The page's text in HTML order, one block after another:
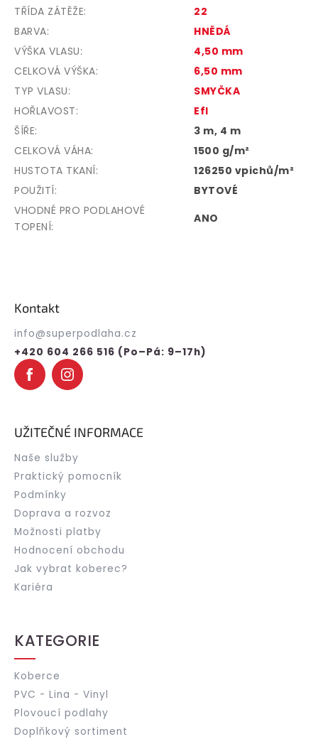
TŘÍDA ZÁTĚŽE:
22
BARVA:
HNĚDÁ
VÝŠKA VLASU:
4,50 mm
CELKOVÁ VÝŠKA:
6,50 mm
TYP VLASU:
SMYČKA
HOŘLAVOST:
Efl
ŠÍŘE:
3 m, 4 m
CELKOVÁ VÁHA:
1500 g/m²
HUSTOTA TKANÍ:
126250 vpichů/m²
POUŽITÍ:
BYTOVÉ
VHODNÉ PRO PODLAHOVÉ
TOPENÍ:
ANO
Kontakt
info@superpodlaha.cz
+420 604 266 516 (Po–Pá: 9–17h)
UŽITEČNÉ INFORMACE
Naše služby
Praktický pomocník
Podmínky
Doprava a rozvoz
Možnosti platby
Hodnocení obchodu
Jak vybrat koberec?
Kariéra
KATEGORIE
Koberce
PVC - Lina - Vinyl
Plovoucí podlahy
Doplňkový sortiment